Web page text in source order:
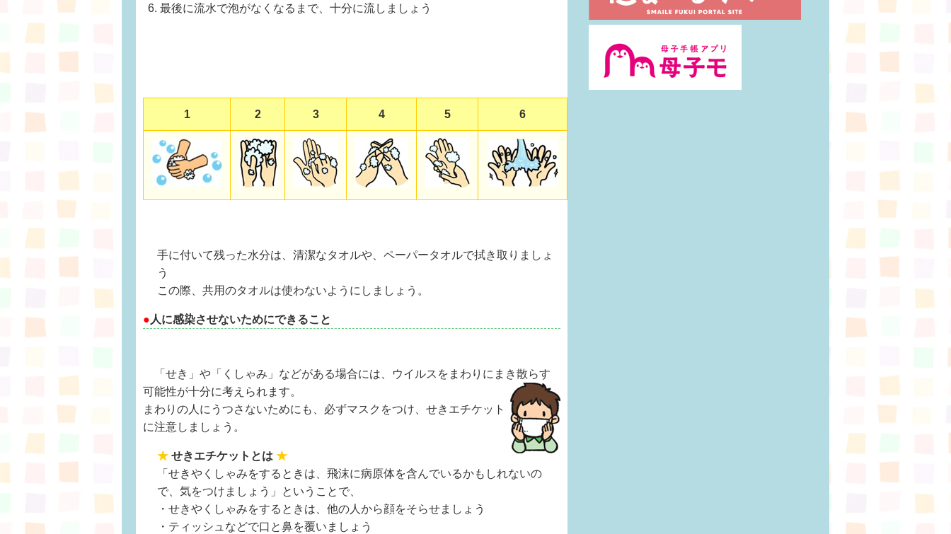
最後に流水で泡がなくなるまで、十分に流しましょう
1 2 3 4 5 6
手に付いて残った水分は、清潔なタオルや、ペーパータオルで拭き取りましょ
う
この際、共用のタオルは使わないようにしましょう。
● 人に感染させないためにできること
「せき」や「くしゃみ」などがある場合には、ウイルスをまわりにまき散らす
可能性が十分に考えられます。
まわりの人にうつさないためにも、必ずマスクをつけ、せきエチケット
に注意しましょう。
★ せきエチケットとは ★
「せきやくしゃみをするときは、飛沫に病原体を含んでいるかもしれないの
で、気をつけましょう」ということで、
・せきやくしゃみをするときは、他の人から顔をそらせましょう
・ティッシュなどで口と鼻を覆いましょう